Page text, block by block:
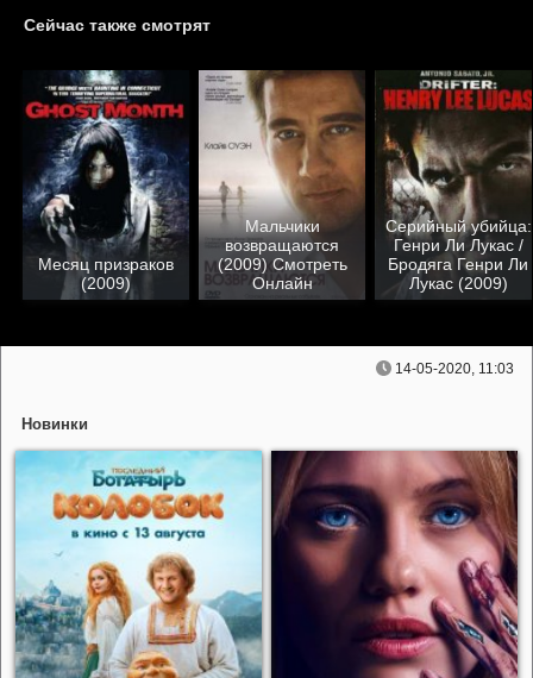
Сейчас также смотрят
Месяц призраков
(2009)
Мальчики
возвращаются
(2009) Смотреть
Онлайн
Серийный убийца:
Генри Ли Лукас /
Бродяга Генри Ли
Лукас (2009)
14-05-2020, 11:03
Новинки